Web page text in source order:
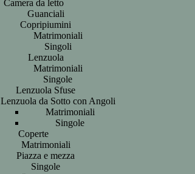
Camera da letto
Guanciali
Copripiumini
Matrimoniali
Singoli
Lenzuola
Matrimoniali
Singole
Lenzuola Sfuse
Lenzuola da Sotto con Angoli
Matrimoniali
Singole
Coperte
Matrimoniali
Piazza e mezza
Singole